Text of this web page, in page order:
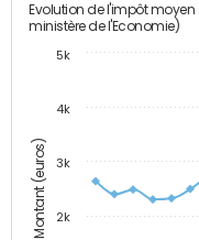
Montant (euros)
Evolution de l'impôt moyen
ministère de l'Economie)
2k
3k
4k
5k